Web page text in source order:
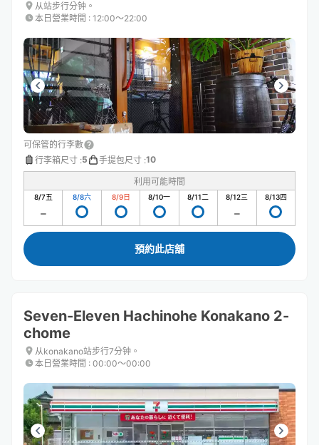
从站步行分钟。
本日營業時間 : 12:00〜22:00
可保管的行李數
行李箱尺寸 :5 手提包尺寸 :10
利用可能時間
8/7五 8/8六 8/9日 8/10一 8/11二 8/12三 8/13四
預約此店舖
Seven-Eleven Hachinohe Konakano 2-
chome
从konakano站步行7分钟。
本日營業時間 : 00:00〜00:00